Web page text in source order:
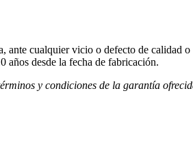
ante cualquier vicio o defecto de
años desde la fecha de fabricación.
y condiciones de la garantía